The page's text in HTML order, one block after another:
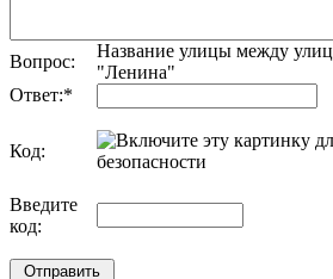
Вопрос:
Название улицы между
"Ленина"
Ответ:*
Код:
Введите
код: